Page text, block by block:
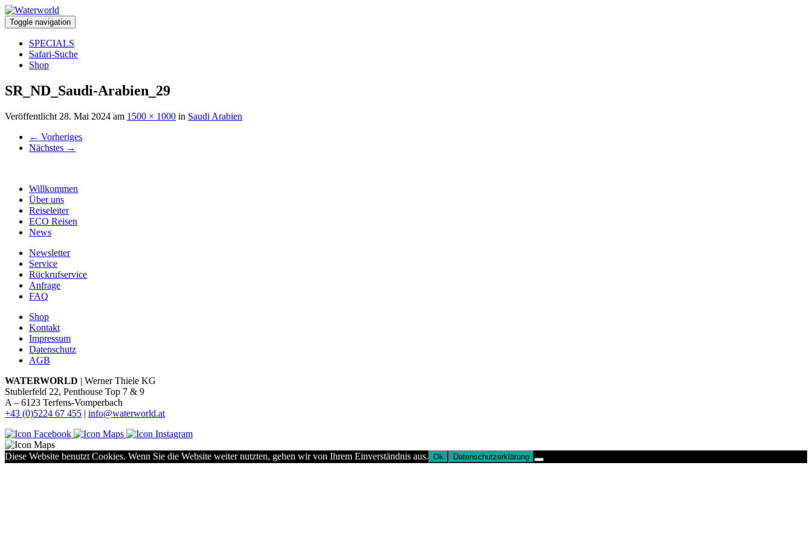
Toggle navigation
SPECIALS
Safari-Suche
Shop
SR_ND_Saudi-Arabien_29
Veröffentlicht 28. Mai 2024 am 1500 × 1000 in Saudi Arabien
← Vorheriges
Nächstes →
Willkommen
Über uns
Reiseleiter
ECO Reisen
News
Newsletter
Service
Rückrufservice
Anfrage
FAQ
Shop
Kontakt
Impressum
Datenschutz
AGB
WATERWORLD | Werner Thiele KG
Stublerfeld 22, Penthouse Top 7 & 9
A – 6123 Terfens-Vomperbach
+43 (0)5224 67 455 | info@waterworld.at
Diese Website benutzt Cookies. Wenn Sie die Website weiter nutzten, gehen wir von Ihrem Einverständnis aus. Ok Datenschutzerklärung